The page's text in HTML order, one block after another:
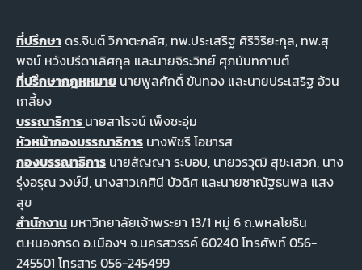
ที่ปรึกษาดร.จินต์ วิภาตะกลัศ, ทพ.ประเสริฐ ศิริวิริยะกุล, ทพ.สุ
พจน์ หวังปรีดาเลิศกุล และนายจิระวิทย์ ศุภนันทกานต์
ที่ปรึกษากฎหหมาย นายพูลศักดิ์ ขันทอง และนายประเสริฐ อ้วน
เกลี้ยง
บรรณาธิการนายสาโรจน์ เพ็งชะอุ่ม
หัวหน้ากองบรรณาธิการ นางพัชรี โอชารส
กองบรรณาธิการ นายสัญญา ระบอบ, นายวรวุฒิ สุขะเสวก, นาง
รุ่งอรุณ วงษ์มี, นางสาวเกศินี บัวดิศ และนายชาณัฐธนพล แสง
สุข
สำนักงาน มหาวิทยาลัยเจ้าพระยา 13/1 หมู่ 6 ถ.พหลโยธิน
ต.หนองกรด อ.เมืองฯ จ.นครสวรรค์ 60240 โทรศัพท์ 056-
245501 โทรสาร 056-245499